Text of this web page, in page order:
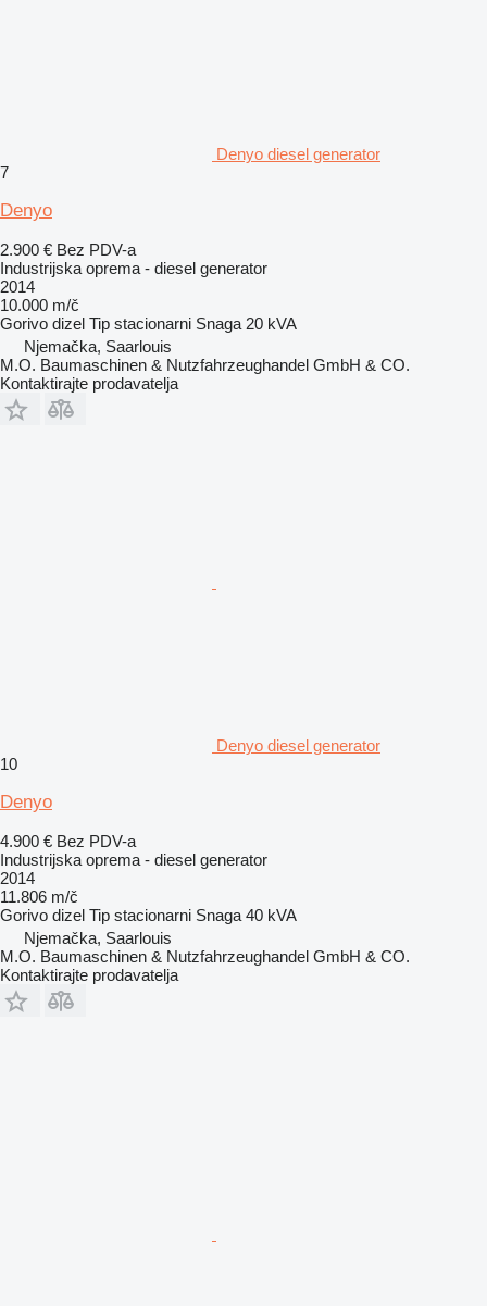
Denyo diesel generator
7
Denyo
2.900 € Bez PDV-a
Industrijska oprema - diesel generator
2014
10.000 m/č
Gorivo dizel Tip stacionarni Snaga 20 kVA
Njemačka, Saarlouis
M.O. Baumaschinen & Nutzfahrzeughandel GmbH & CO.
Kontaktirajte prodavatelja
Denyo diesel generator
10
Denyo
4.900 € Bez PDV-a
Industrijska oprema - diesel generator
2014
11.806 m/č
Gorivo dizel Tip stacionarni Snaga 40 kVA
Njemačka, Saarlouis
M.O. Baumaschinen & Nutzfahrzeughandel GmbH & CO.
Kontaktirajte prodavatelja